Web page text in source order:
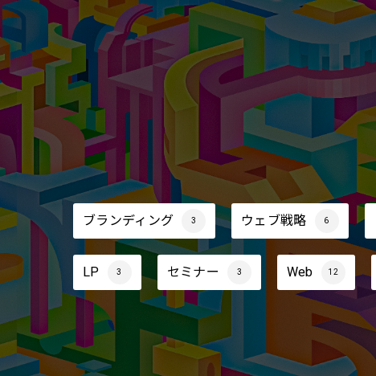
ブランディング 3 ウェブ戦略 6
LP 3 セミナー 3 Web 12